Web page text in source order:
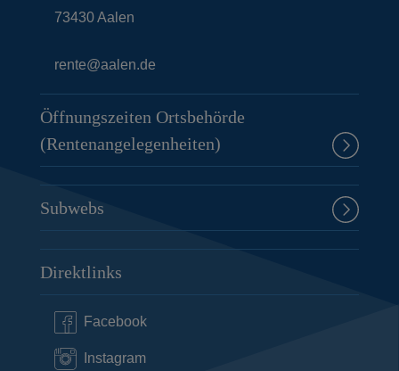
73430Aalen
rente@aalen.de
Öffnungszeiten Ortsbehörde
(Rentenangelegenheiten)
Subwebs
Direktlinks
Facebook
Instagram